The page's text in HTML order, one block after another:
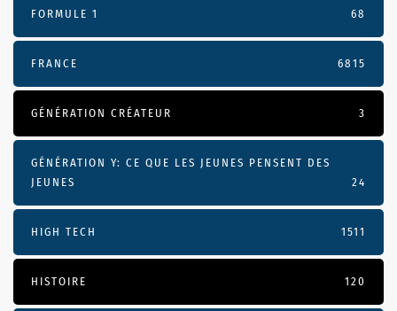
FORMULE 1 68
FRANCE 6815
GÉNÉRATION CRÉATEUR 3
GÉNÉRATION Y: CE QUE LES JEUNES PENSENT DES
JEUNES
24
HIGH TECH 1511
HISTOIRE 120